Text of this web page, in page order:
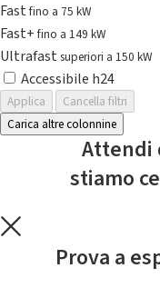
Fastfino a 75 kW
Fast+fino a 149 kW
Ultrafast superiori a 150 kW
Accessibile h24
Applica
Cancella filtri
Carica altre colonnine
Attendi
stiamo
Prova a